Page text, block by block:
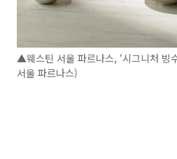
▲웨스틴 서울 파르나스, ‘시그니처 빙
서울 파르나스)